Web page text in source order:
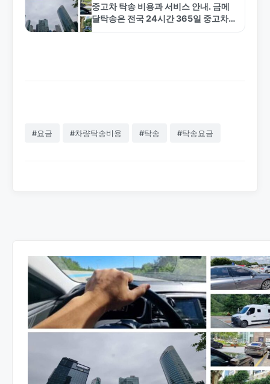
중고차 탁송 비용과 서비스 안내. 금메
달탁송은 전국 24시간 365일 중고차
#요금 #차량탁송비용 #탁송 #탁송요금